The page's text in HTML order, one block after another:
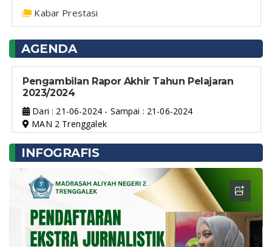
Kabar Prestasi
AGENDA
Pengambilan Rapor Akhir Tahun Pelajaran
2023/2024
Dari : 21-06-2024 - Sampai : 21-06-2024
MAN 2 Trenggalek
INFOGRAFIS